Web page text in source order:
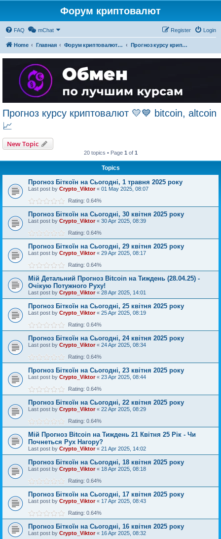
Форум криптовалют
FAQ mChat Login
Register
Home Главная Форум криптовалют українською Прогноз курсу криптовалют 💛💙 bitcoin, altcoin 📈
Прогноз курсу криптовалют 💛💙 bitcoin, altcoin
📈
New Topic
20 topics • Page 1 of 1
Topics
Прогноз Біткоїн на Сьогодні, 1 травня 2025 року
Last post by Crypto_Viktor« 01 May 2025, 08:07
Rating: 0.64%
Прогноз Біткоїн на Сьогодні, 30 квітня 2025 року
Last post by Crypto_Viktor« 30 Apr 2025, 08:39
Rating: 0.64%
Прогноз Біткоїн на Сьогодні, 29 квітня 2025 року
Last post by Crypto_Viktor« 29 Apr 2025, 08:17
Rating: 0.64%
Мій Детальний Прогноз Bitcoin на Тиждень (28.04.25) -
Очікую Потужного Руху!
Last post by Crypto_Viktor« 28 Apr 2025, 14:01
Прогноз Біткоїн на Сьогодні, 25 квітня 2025 року
Last post by Crypto_Viktor« 25 Apr 2025, 08:19
Rating: 0.64%
Прогноз Біткоїн на Сьогодні, 24 квітня 2025 року
Last post by Crypto_Viktor« 24 Apr 2025, 08:34
Rating: 0.64%
Прогноз Біткоїн на Сьогодні, 23 квітня 2025 року
Last post by Crypto_Viktor« 23 Apr 2025, 08:44
Rating: 0.64%
Прогноз Біткоїн на Сьогодні, 22 квітня 2025 року
Last post by Crypto_Viktor« 22 Apr 2025, 08:29
Rating: 0.64%
Мій Прогноз Bitcoin на Тиждень 21 Квітня 25 Рік - Чи
Почнеться Рух Нагору?
Last post by Crypto_Viktor« 21 Apr 2025, 14:02
Прогноз Біткоїн на Сьогодні, 18 квітня 2025 року
Last post by Crypto_Viktor« 18 Apr 2025, 08:18
Rating: 0.64%
Прогноз Біткоїн на Сьогодні, 17 квітня 2025 року
Last post by Crypto_Viktor« 17 Apr 2025, 08:43
Rating: 0.64%
Прогноз Біткоїн на Сьогодні, 16 квітня 2025 року
Last post by Crypto_Viktor« 16 Apr 2025, 08:32